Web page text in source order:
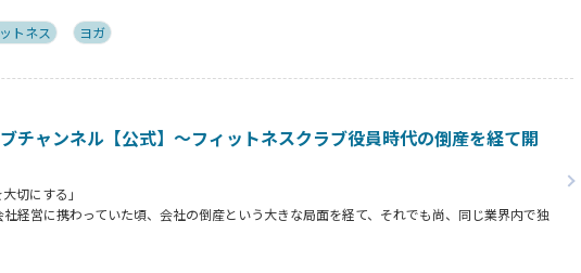
トネス ヨガ
チャンネル【公式】～フィットネスクラブ役員時代の倒産を経て開
切にする」
経営に携わっていた頃、会社の倒産という大きな局面を経て、それでも尚、同じ業界内で独
ナルジム「ファントレイン」代表近藤健祐さんにインタビュー。
ンペーンや違約金制度はお客様を大切にする仕組みだろうか！？資金が底をつく恐怖と闘い